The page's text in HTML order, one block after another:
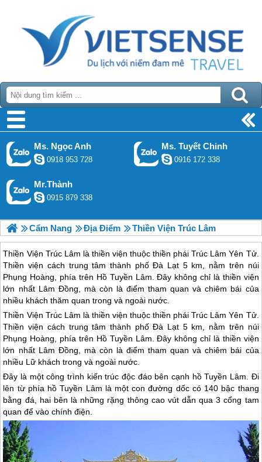
Ms. Ngọc Anh
0918 953 728
Ms. Tuyết Chinh
0916 172 338
Mr.Thành
0915 879 338
Cẩm Nang Địa Điểm Thiền Viện Trúc Lâm
Thiền Viện Trúc Lâm là thiền viện thuộc thiền phái Trúc Lâm Yên Tử.
Thiền viện cách trung tâm thành phố Đà Lạt 5 km, nằm trên núi
Phụng Hoàng, phía trên Hồ Tuyền Lâm. Đây không chỉ là thiền viện
lớn nhất Lâm Đồng, mà còn là điểm tham quan và chiêm bái của
nhiều khách thăm quan trong và ngoài nước.
Thiền Viện Trúc Lâm là thiền viện thuộc thiền phái Trúc Lâm Yên Tử.
Thiền viện cách trung tâm thành phố Đà Lạt 5 km, nằm trên núi
Phụng Hoàng, phía trên Hồ Tuyền Lâm. Đây không chỉ là thiền viện
lớn nhất Lâm Đồng, mà còn là điểm tham quan và chiêm bái của
nhiều Lữ khách trong và ngoài nước.
Đây là một công trình kiến trúc độc đáo bên cạnh hồ Tuyền Lâm. Đi
lên từ phía hồ Tuyền Lâm là một con đường dốc có 140 bậc thang
bằng đá, hai bên là những rặng thông cao vút dẫn qua 3 cổng tam
quan để vào chính điện.